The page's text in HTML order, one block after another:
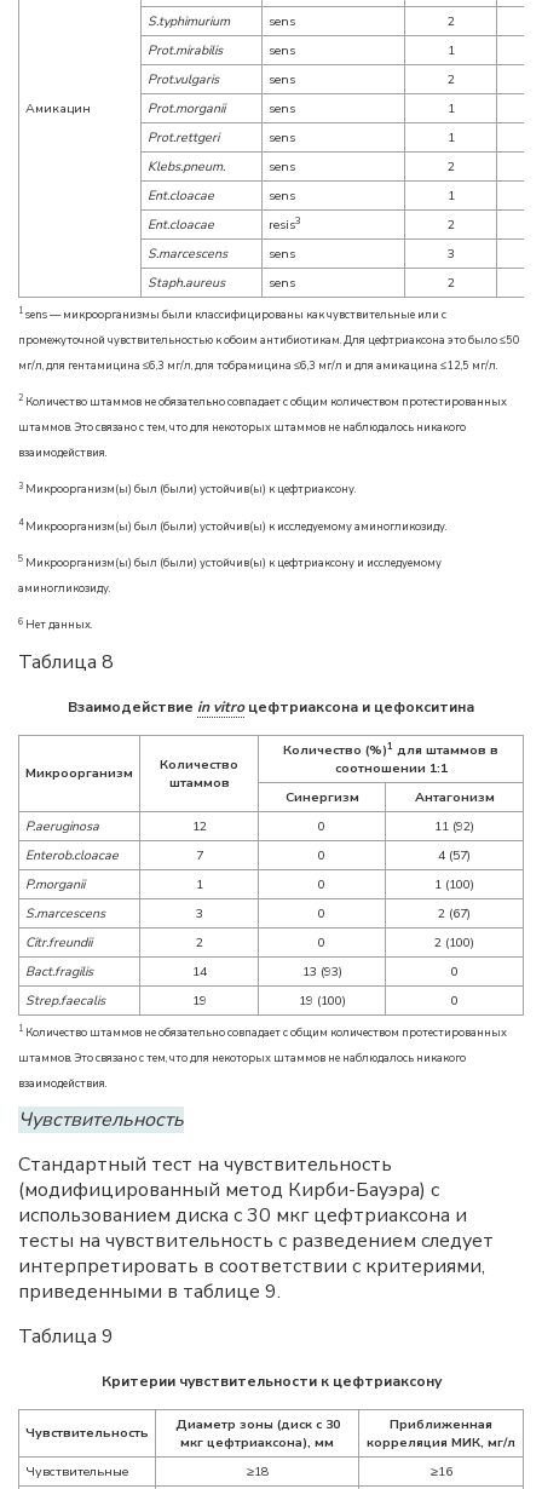
Амикацин
S.typhimurium
sens
2
Prot.mirabilis
sens
1
Prot.vulgaris
sens
2
Prot.morganii
sens
1
Prot.rettgeri
sens
1
Klebs.pneum.
sens
2
Ent.cloacae
sens
1
Ent.cloacae
resis3
2
S.marcescens
sens
3
Staph.aureus
sens 2
1 sens — микроорганизмы были классифицированы как чувствительные или с
промежуточной чувствительностью к обоим антибиотикам. Для цефтриаксона это было ≤50
мг/л, для гентамицина ≤6,3 мг/л, для тобрамицина ≤6,3 мг/л и для амикацина ≤12,5 мг/л.
2 Количество штаммов не обязательно совпадает с общим количеством протестированных
штаммов. Это связано с тем, что для некоторых штаммов не наблюдалось никакого
взаимодействия.
3 Микроорганизм(ы) был (были) устойчив(ы) к цефтриаксону.
4Микроорганизм(ы) был (были) устойчив(ы) к исследуемому аминогликозиду.
5 Микроорганизм(ы) был (были) устойчив(ы) к цефтриаксону и исследуемому
аминогликозиду.
6 Нет данных.
Таблица 8
Взаимодействие in vitroцефтриаксона и цефокситина
Микроорганизм
Количество
штаммов
Количество (%)1 для штаммов в
соотношении 1:1
Синергизм
Антагонизм
P.aeruginosa
12 0
11 (92)
Enterob.cloacae
7 0
4 (57)
P.morganii
1 0
1 (100)
S.marcescens
3 0
2 (67)
Citr.freundii
2 0
2 (100)
Bact.fragilis
14 13 (93)
0
Strep.faecalis
19 19 (100) 0
1 Количество штаммов не обязательно совпадает с общим количеством протестированных
штаммов. Это связано с тем, что для некоторых штаммов не наблюдалось никакого
взаимодействия.
Чувствительность
Стандартный тест на чувствительность
(модифицированный метод Кирби-Бауэра) с
использованием диска с 30 мкг цефтриаксона и
тесты на чувствительность с разведением следует
интерпретировать в соответствии с критериями,
приведенными в таблице 9.
Таблица 9
Критерии чувствительности к цефтриаксону
Чувствительность
Диаметр зоны (диск с 30
мкг цефтриаксона), мм
Приближенная
корреляция MИК, мг/л
Чувствительные
≥18
≥16